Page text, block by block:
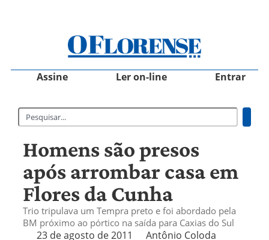
Assine Ler on-line Entrar
Homens são presos
após arrombar casa em
Flores da Cunha
Trio tripulava um Tempra preto e foi abordado pela
BM próximo ao pórtico na saída para Caxias do Sul
23 de agosto de 2011
Antônio Coloda